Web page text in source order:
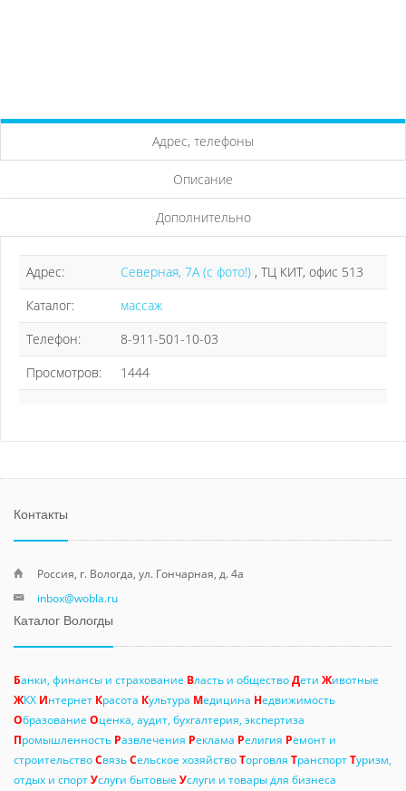
Адрес, телефоны
Описание
Дополнительно
Адрес: Северная, 7А (с фото!) , ТЦ КИТ, офис 513
Каталог:
массаж
Телефон:
8-911-501-10-03
Просмотров:
1444
Контакты
Россия, г. Вологда, ул. Гончарная, д. 4а
inbox@wobla.ru
Каталог Вологды
Банки, финансы и страхование Власть и обществоДети Животные
ЖКХ Интернет Красота Культура Медицина Недвижимость
Образование Оценка, аудит, бухгалтерия, экспертиза
Промышленность Развлечения Реклама Религия Ремонт и
строительствоСвязьСельское хозяйствоТорговля ТранспортТуризм,
отдых и спортУслуги бытовые Услуги и товары для бизнеса